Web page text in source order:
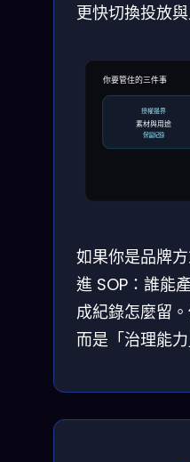
更快切換投放
你要管住的三件事
授權邊界
素材與用途
保留紀錄
如果你是品牌
進 SOP：誰能
成紀錄怎麼留
而是「治理能力